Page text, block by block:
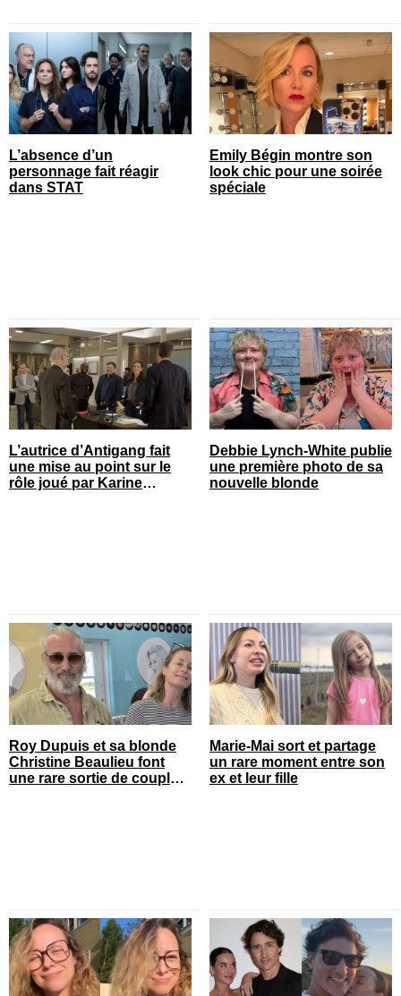
L’absence d’un
personnage fait réagir
dans STAT
Emily Bégin montre son
look chic pour une soirée
spéciale
L’autrice d’Antigang fait
une mise au point sur le
rôle joué par Karine
Debbie Lynch-White publie
une première photo de sa
nouvelle blonde
Roy Dupuis et sa blonde
Christine Beaulieu font
une rare sortie de couple
Marie-Mai sort et partage
un rare moment entre son
ex et leur fille